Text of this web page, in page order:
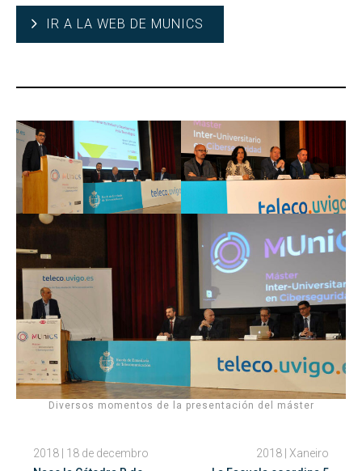
IR A LA WEB DE MUNICS
Diversos momentos de la presentación del máster
2018 | 18 de decembro
2018 | Xaneiro